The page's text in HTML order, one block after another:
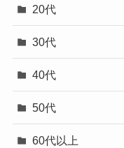
20代
30代
40代
50代
60代以上